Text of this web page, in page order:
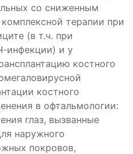
со сниженным
терапии при
(в т.ч. при
инфекции) и у
костного
костного
в офтальмологии:
глаз, вызванные
наружного
покровов,